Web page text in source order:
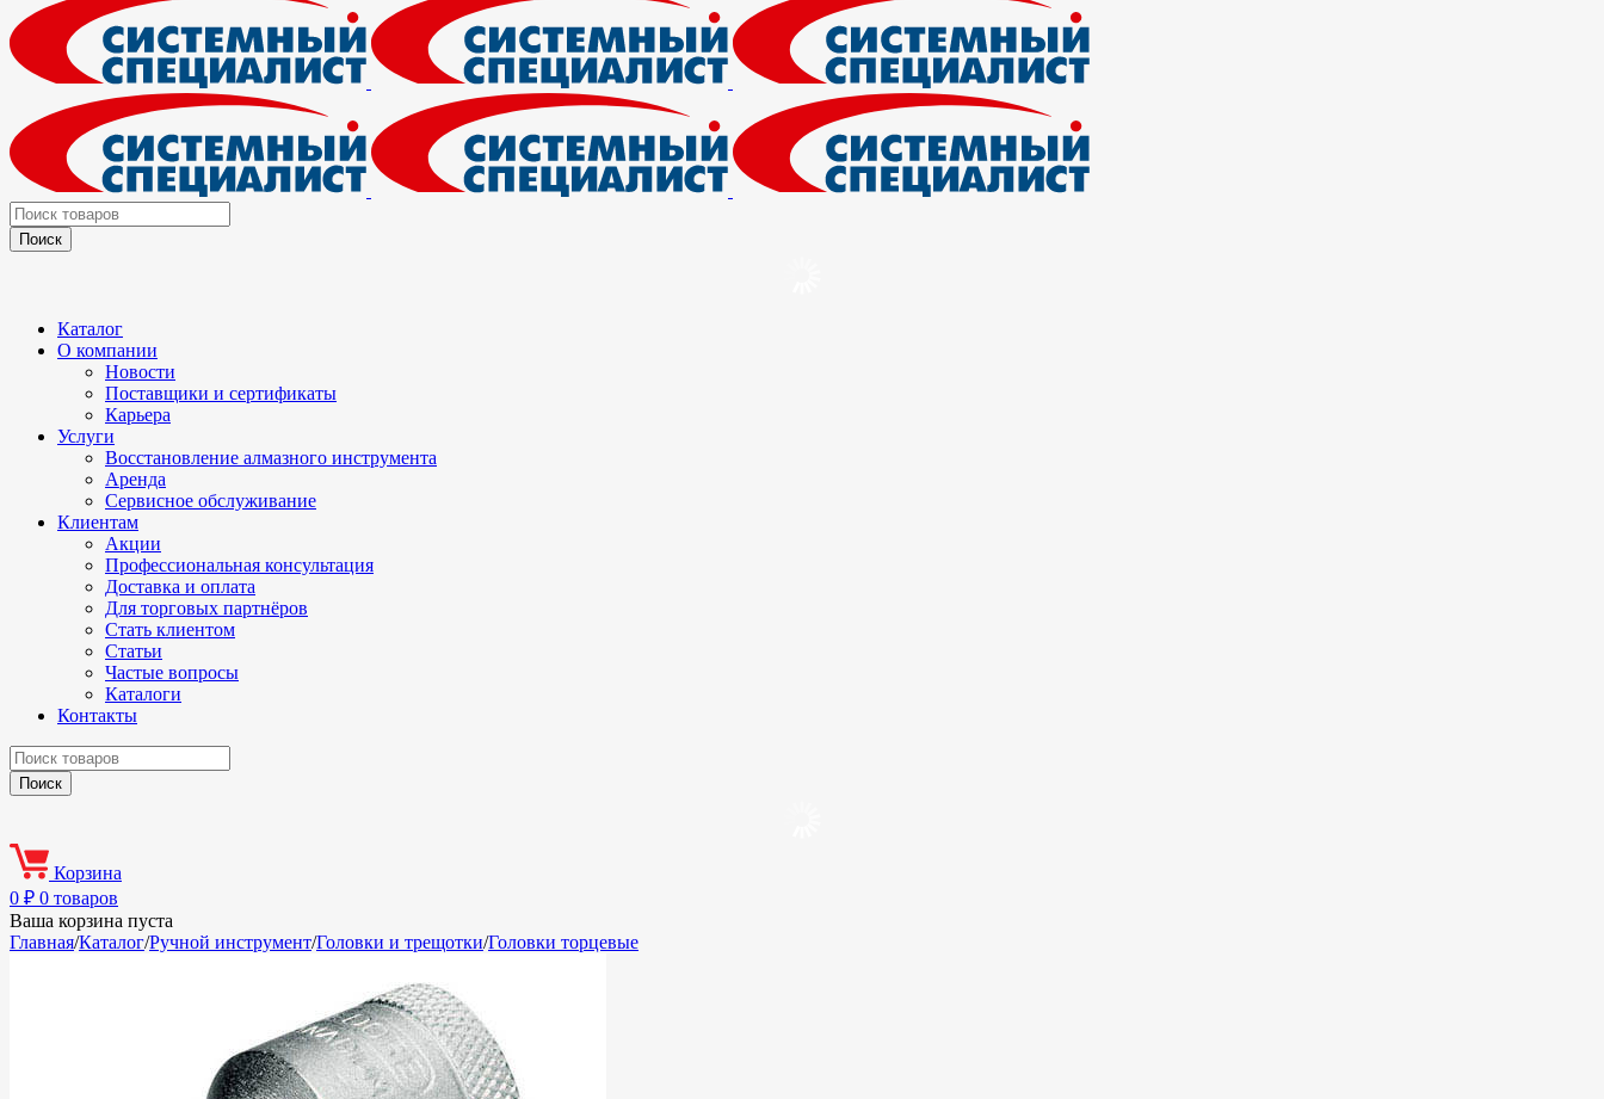
Каталог
О компании
Новости
Поставщики и сертификаты
Карьера
Услуги
Восстановление алмазного инструмента
Аренда
Сервисное обслуживание
Клиентам
Акции
Профессиональная консультация
Доставка и оплата
Для торговых партнёров
Стать клиентом
Статьи
Частые вопросы
Каталоги
Контакты
Корзина
0 ₽ 0 товаров
Ваша корзина пуста
Главная/Каталог/Ручной инструмент/Головки и трещотки/Головки торцевые